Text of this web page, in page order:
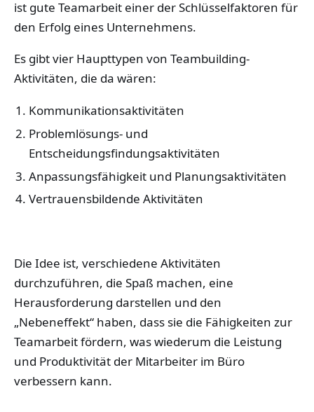
ist gute Teamarbeit einer der Schlüsselfaktoren für
den Erfolg eines Unternehmens.
Es gibt vier Haupttypen von Teambuilding-
Aktivitäten, die da wären:
Kommunikationsaktivitäten
Problemlösungs- und
Entscheidungsfindungsaktivitäten
Anpassungsfähigkeit und Planungsaktivitäten
Vertrauensbildende Aktivitäten
Die Idee ist, verschiedene Aktivitäten
durchzuführen, die Spaß machen, eine
Herausforderung darstellen und den
„Nebeneffekt“ haben, dass sie die Fähigkeiten zur
Teamarbeit fördern, was wiederum die Leistung
und Produktivität der Mitarbeiter im Büro
verbessern kann.